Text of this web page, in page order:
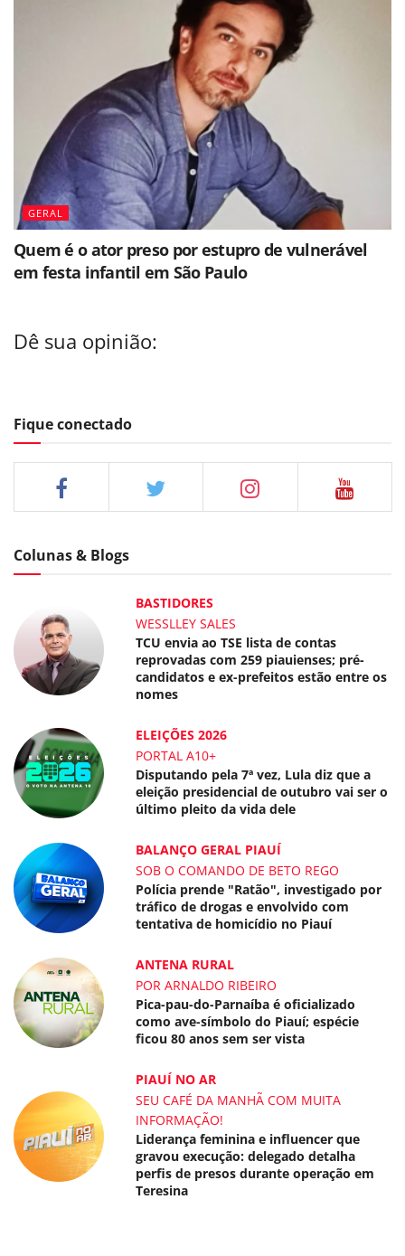
GERAL
Quem é o ator preso por estupro de vulnerável
em festa infantil em São Paulo
Dê sua opinião:
Fique conectado
Colunas & Blogs
BASTIDORES
WESSLLEY SALES
TCU envia ao TSE lista de contas
reprovadas com 259 piauienses; pré-
candidatos e ex-prefeitos estão entre os
nomes
ELEIÇÕES 2026
PORTAL A10+
Disputando pela 7ª vez, Lula diz que a
eleição presidencial de outubro vai ser o
último pleito da vida dele
BALANÇO GERAL PIAUÍ
SOB O COMANDO DE BETO REGO
Polícia prende "Ratão", investigado por
tráfico de drogas e envolvido com
tentativa de homicídio no Piauí
ANTENA RURAL
POR ARNALDO RIBEIRO
Pica-pau-do-Parnaíba é oficializado
como ave-símbolo do Piauí; espécie
ficou 80 anos sem ser vista
PIAUÍ NO AR
SEU CAFÉ DA MANHÃ COM MUITA
INFORMAÇÃO!
Liderança feminina e influencer que
gravou execução: delegado detalha
perfis de presos durante operação em
Teresina